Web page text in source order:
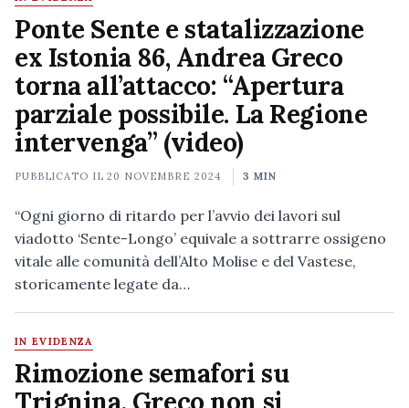
Ponte Sente e statalizzazione
ex Istonia 86, Andrea Greco
torna all’attacco: “Apertura
parziale possibile. La Regione
intervenga” (video)
PUBBLICATO IL20 NOVEMBRE 2024 3 MIN
“Ogni giorno di ritardo per l’avvio dei lavori sul
viadotto ‘Sente-Longo’ equivale a sottrarre ossigeno
vitale alle comunità dell’Alto Molise e del Vastese,
storicamente legate da…
IN EVIDENZA
Rimozione semafori su